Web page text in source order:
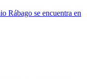
Rábago se encuentra en